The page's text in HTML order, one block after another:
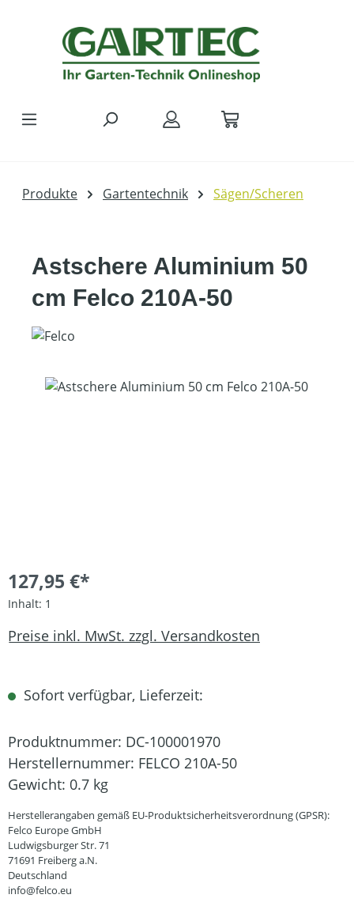
Produkte Gartentechnik Sägen/Scheren
Astschere Aluminium 50
cm Felco 210A-50
Bildergalerie überspringen
127,95 €*
Inhalt: 1
Preise inkl. MwSt. zzgl. Versandkosten
Sofort verfügbar, Lieferzeit:
Produktnummer: DC-100001970
Herstellernummer: FELCO 210A-50
Gewicht: 0.7 kg
Herstellerangaben gemäß EU-Produktsicherheitsverordnung (GPSR):
Felco Europe GmbH
Ludwigsburger Str. 71
71691 Freiberg a.N.
Deutschland
info@felco.eu